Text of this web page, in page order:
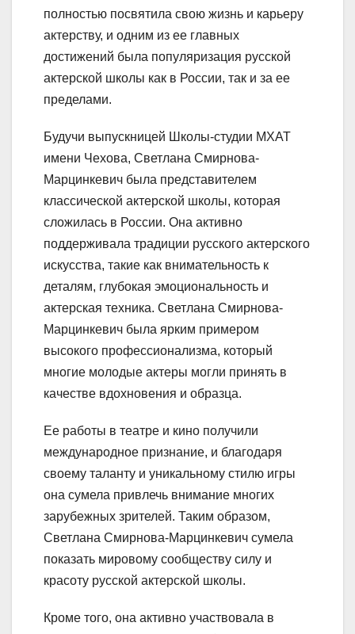
полностью посвятила свою жизнь и карьеру
актерству, и одним из ее главных
достижений была популяризация русской
актерской школы как в России, так и за ее
пределами.
Будучи выпускницей Школы-студии МХАТ
имени Чехова, Светлана Смирнова-
Марцинкевич была представителем
классической актерской школы, которая
сложилась в России. Она активно
поддерживала традиции русского актерского
искусства, такие как внимательность к
деталям, глубокая эмоциональность и
актерская техника. Светлана Смирнова-
Марцинкевич была ярким примером
высокого профессионализма, который
многие молодые актеры могли принять в
качестве вдохновения и образца.
Ее работы в театре и кино получили
международное признание, и благодаря
своему таланту и уникальному стилю игры
она сумела привлечь внимание многих
зарубежных зрителей. Таким образом,
Светлана Смирнова-Марцинкевич сумела
показать мировому сообществу силу и
красоту русской актерской школы.
Кроме того, она активно участвовала в